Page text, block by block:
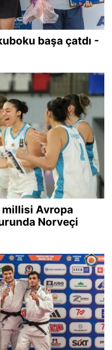
başa çatdı -
millisi Avropa
Norveçi